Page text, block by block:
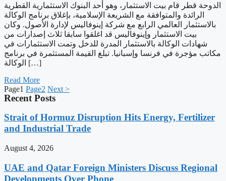
الدوحة قطر قام بيت الاستثمار، وهو أحد البنوك الاستثمارية القطرية
الرائدة والمتوافقة مع الشريعة الإسلامية، بإغلاق برنامج الوكالة
بالاستثمار العالمي الرابع مع شركة إينوفاليس لإدارة الأصول. وكان
بيت الاستثمار وإينوفاليس قد اغلقوا سابقا ثلاث إصدارات من
شهادات الوكالة بالاستثمار المدرة للدخل وتمت الاستثمارات في
مكاتب مؤجرة في فرنسا وإسبانيا. تبلغ القيمة المستثمرة في برنامج
الوكالة […]
Read More
Page1 Page2 Next >
Recent Posts
Strait of Hormuz Disruption Hits Energy, Fertilizer
and Industrial Trade
August 4, 2026
UAE and Qatar Foreign Ministers Discuss Regional
Developments Over Phone